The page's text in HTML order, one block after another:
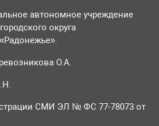
автономное учреждение
округа
О.А.
СМИ ЭЛ № ФС 77-78073 от